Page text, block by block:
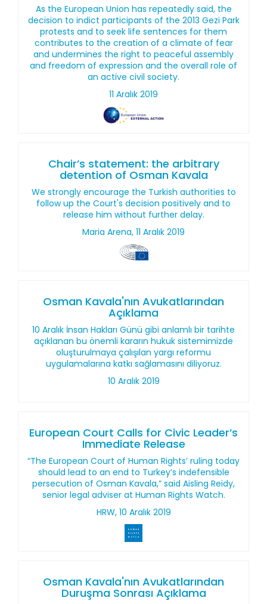
As the European Union has repeatedly said, the
decision to indict participants of the 2013 Gezi Park
protests and to seek life sentences for them
contributes to the creation of a climate of fear
and undermines the right to peaceful assembly
and freedom of expression and the overall role of
an active civil society.
11 Aralık 2019
Chair’s statement: the arbitrary
detention of Osman Kavala
We strongly encourage the Turkish authorities to
follow up the Court's decision positively and to
release him without further delay.
Maria Arena, 11 Aralık 2019
Osman Kavala'nın Avukatlarından
Açıklama
10 Aralık İnsan Hakları Günü gibi anlamlı bir tarihte
açıklanan bu önemli kararın hukuk sistemimizde
oluşturulmaya çalışılan yargı reformu
uygulamalarına katkı sağlamasını diliyoruz.
10 Aralık 2019
European Court Calls for Civic Leader’s
Immediate Release
“The European Court of Human Rights’ ruling today
should lead to an end to Turkey’s indefensible
persecution of Osman Kavala,” said Aisling Reidy,
senior legal adviser at Human Rights Watch.
HRW, 10 Aralık 2019
Osman Kavala'nın Avukatlarından
Duruşma Sonrası Açıklama